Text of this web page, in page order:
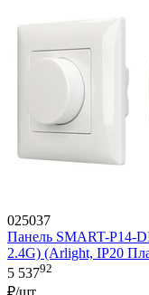
025037
Панель SMART-P14-
2.4G) (Arlight, IP20
5 53792
₽/шт